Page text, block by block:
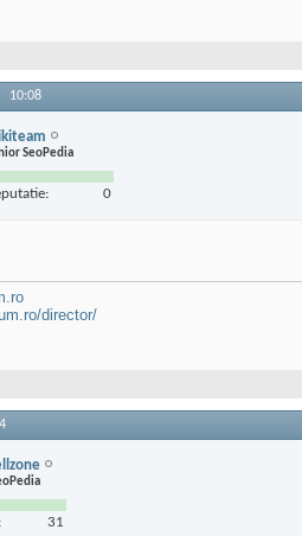
10:08
SeoPedia
0
director/
31